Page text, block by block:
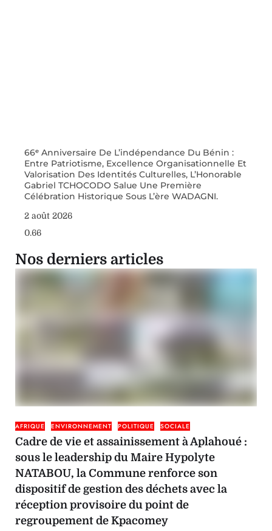
66ᵉ Anniversaire De L’indépendance Du Bénin :
Entre Patriotisme, Excellence Organisationnelle Et
Valorisation Des Identités Culturelles, L’Honorable
Gabriel TCHOCODO Salue Une Première
Célébration Historique Sous L’ère WADAGNI.
2 août 2026
Nos derniers articles
AFRIQUE ENVIRONNEMENT POLITIQUE SOCIALE
Cadre de vie et assainissement à Aplahoué :
sous le leadership du Maire Hypolyte
NATABOU, la Commune renforce son
dispositif de gestion des déchets avec la
réception provisoire du point de
regroupement de Kpacomey